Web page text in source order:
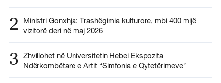
2
Ministri Gonxhja: Trashëgimia kulturore, mbi 400 mijë
vizitorë deri në maj 2026
3 Zhvillohet në Universitetin Hebei Ekspozita
Ndërkombëtare e Artit “Simfonia e Qytetërimeve”